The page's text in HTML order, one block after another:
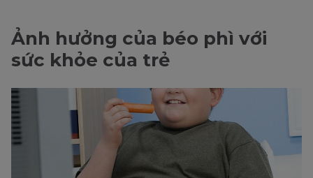
Ảnh hưởng của béo phì với
sức khỏe của trẻ